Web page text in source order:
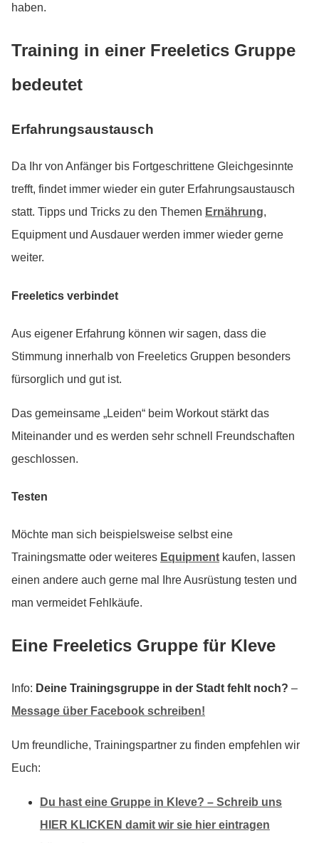
haben.
Training in einer Freeletics Gruppe
bedeutet
Erfahrungsaustausch
Da Ihr von Anfänger bis Fortgeschrittene Gleichgesinnte
trefft, findet immer wieder ein guter Erfahrungsaustausch
statt. Tipps und Tricks zu den Themen Ernährung,
Equipment und Ausdauer werden immer wieder gerne
weiter.
Freeletics verbindet
Aus eigener Erfahrung können wir sagen, dass die
Stimmung innerhalb von Freeletics Gruppen besonders
fürsorglich und gut ist.
Das gemeinsame „Leiden“ beim Workout stärkt das
Miteinander und es werden sehr schnell Freundschaften
geschlossen.
Testen
Möchte man sich beispielsweise selbst eine
Trainingsmatte oder weiteres Equipment kaufen, lassen
einen andere auch gerne mal Ihre Ausrüstung testen und
man vermeidet Fehlkäufe.
Eine Freeletics Gruppe für Kleve
Info: Deine Trainingsgruppe in der Stadt fehlt noch? –
Message über Facebook schreiben!
Um freundliche, Trainingspartner zu finden empfehlen wir
Euch:
Du hast eine Gruppe in Kleve? – Schreib uns
HIER KLICKEN damit wir sie hier eintragen